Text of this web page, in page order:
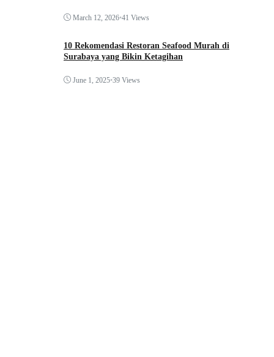
March 12, 2026•41 Views
10 Rekomendasi Restoran Seafood Murah di
Surabaya yang Bikin Ketagihan
June 1, 2025•39 Views